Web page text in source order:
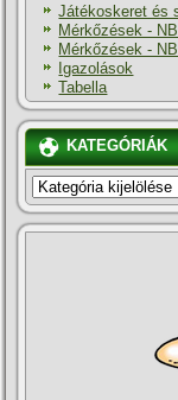
Játékoskeret és
Mérkőzések - NB I
Mérkőzések - NB
Igazolások
Tabella
KATEGÓRIÁK
KATEGÓRIÁK